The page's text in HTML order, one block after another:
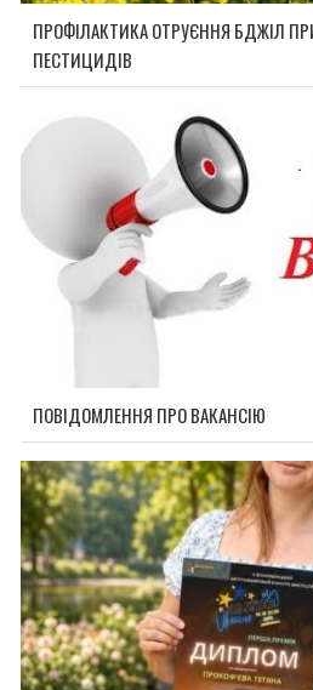
ПРОФІЛАКТИКА ОТРУЄННЯ БДЖІЛ
ПЕСТИЦИДІВ
ПОВІДОМЛЕННЯ ПРО ВАКАНСІЮ